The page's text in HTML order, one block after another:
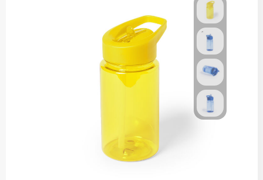
Cocktailsets bedrukken
Heupflesjes bedrukken
Proteine shakers bedrukken